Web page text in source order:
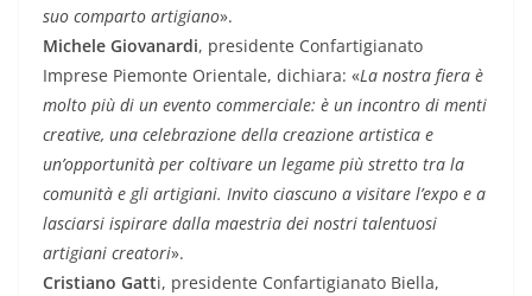
suo comparto artigiano».
Michele Giovanardi, presidente Confartigianato
Imprese Piemonte Orientale, dichiara: «La nostra fiera è
molto più di un evento commerciale: è un incontro di menti
creative, una celebrazione della creazione artistica e
un’opportunità per coltivare un legame più stretto tra la
comunità e gli artigiani. Invito ciascuno a visitare l’expo e a
lasciarsi ispirare dalla maestria dei nostri talentuosi
artigiani creatori».
Cristiano Gatti, presidente Confartigianato Biella,